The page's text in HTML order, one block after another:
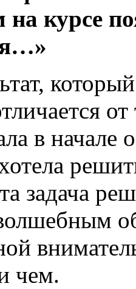
на курсе
в начале
задача
чем.